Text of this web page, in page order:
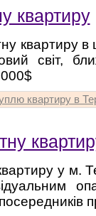
квартиру
квартиру
світ,
квартиру в
у м.